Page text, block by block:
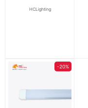
HCLighting
-20%